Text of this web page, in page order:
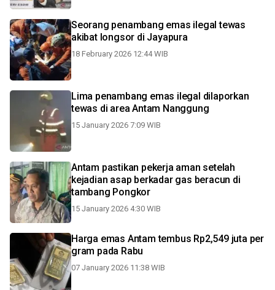
Seorang penambang emas ilegal tewas
akibat longsor di Jayapura
18 February 2026 12:44 WIB
Lima penambang emas ilegal dilaporkan
tewas di area Antam Nanggung
15 January 2026 7:09 WIB
Antam pastikan pekerja aman setelah
kejadian asap berkadar gas beracun di
tambang Pongkor
15 January 2026 4:30 WIB
Harga emas Antam tembus Rp2,549 juta per
gram pada Rabu
07 January 2026 11:38 WIB